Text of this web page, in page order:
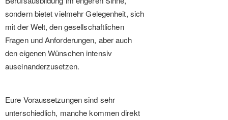
sondern bietet vielmehr Gelegenheit, sich
mit der Welt, den gesellschaftlichen
Fragen und Anforderungen, aber auch
den eigenen Wünschen intensiv
auseinanderzusetzen.
Eure Voraussetzungen sind sehr
unterschiedlich, manche kommen direkt